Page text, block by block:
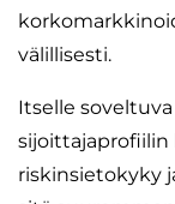
välillisesti.
Itselle
sijoittajaprofiilin
riskinsietokyky